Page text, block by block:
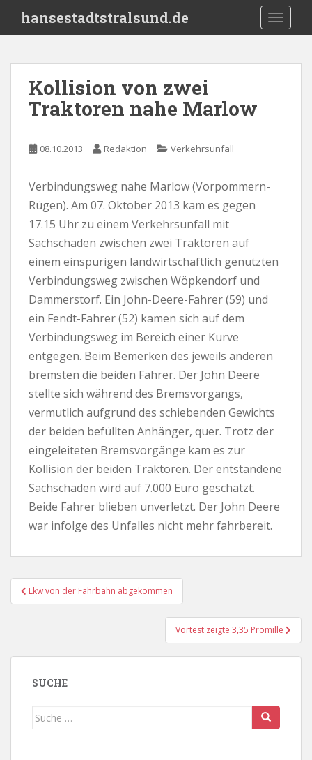
i
hansestadtstralsund.de
Kollision von zwei
Traktoren nahe Marlow
08.10.2013 Redaktion Verkehrsunfall
Verbindungsweg nahe Marlow (Vorpommern-
Rügen). Am 07. Oktober 2013 kam es gegen
17.15 Uhr zu einem Verkehrsunfall mit
Sachschaden zwischen zwei Traktoren auf
einem einspurigen landwirtschaftlich genutzten
Verbindungsweg zwischen Wöpkendorf und
Dammerstorf. Ein John-Deere-Fahrer (59) und
ein Fendt-Fahrer (52) kamen sich auf dem
Verbindungsweg im Bereich einer Kurve
entgegen. Beim Bemerken des jeweils anderen
bremsten die beiden Fahrer. Der John Deere
stellte sich während des Bremsvorgangs,
vermutlich aufgrund des schiebenden Gewichts
der beiden befüllten Anhänger, quer. Trotz der
eingeleiteten Bremsvorgänge kam es zur
Kollision der beiden Traktoren. Der entstandene
Sachschaden wird auf 7.000 Euro geschätzt.
Beide Fahrer blieben unverletzt. Der John Deere
war infolge des Unfalles nicht mehr fahrbereit.
Beitragsnavigation
Lkw von der Fahrbahn abgekommen
Vortest zeigte 3,35 Promille
SUCHE
Suche